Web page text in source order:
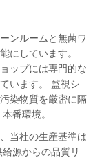
ンルームと無菌ワ
にしています。
ップには専門的な
います。 監視シ
染物質を厳密に隔
番環境。
当社の生産基準は
源からの品質リ